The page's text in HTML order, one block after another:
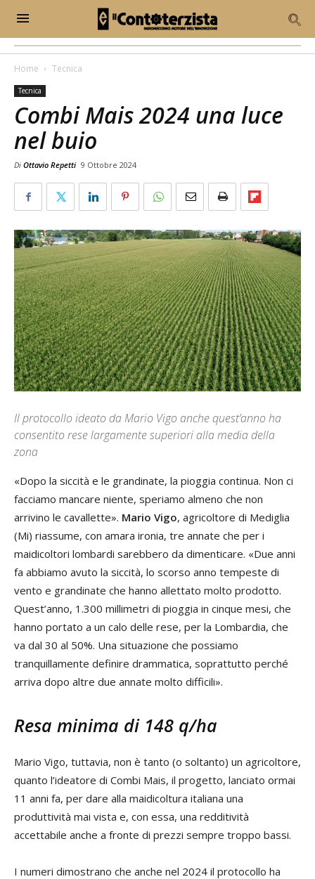
Home Tecnica
Tecnica
Combi Mais 2024 una luce
nel buio
Di Ottavio Repetti 9 Ottobre 2024
Il protocollo ideato da Mario Vigo anche quest’anno ha
consentito rese largamente superiori alla media della
zona
«Dopo la siccità e le grandinate, la pioggia continua. Non ci
facciamo mancare niente, speriamo almeno che non
arrivino le cavallette». Mario Vigo, agricoltore di Mediglia
(Mi) riassume, con amara ironia, tre annate che per i
maidicoltori lombardi sarebbero da dimenticare. «Due anni
fa abbiamo avuto la siccità, lo scorso anno tempeste di
vento e grandinate che hanno allettato molto prodotto.
Quest’anno, 1.300 millimetri di pioggia in cinque mesi, che
hanno portato a un calo delle rese, per la Lombardia, che
va dal 30 al 50%. Una situazione che possiamo
tranquillamente definire drammatica, soprattutto perché
arriva dopo altre due annate molto difficili».
Resa minima di 148 q/ha
Mario Vigo, tuttavia, non è tanto (o soltanto) un agricoltore,
quanto l’ideatore di Combi Mais, il progetto, lanciato ormai
11 anni fa, per dare alla maidicoltura italiana una
produttività mai vista e, con essa, una redditività
accettabile anche a fronte di prezzi sempre troppo bassi.
I numeri dimostrano che anche nel 2024 il protocollo ha